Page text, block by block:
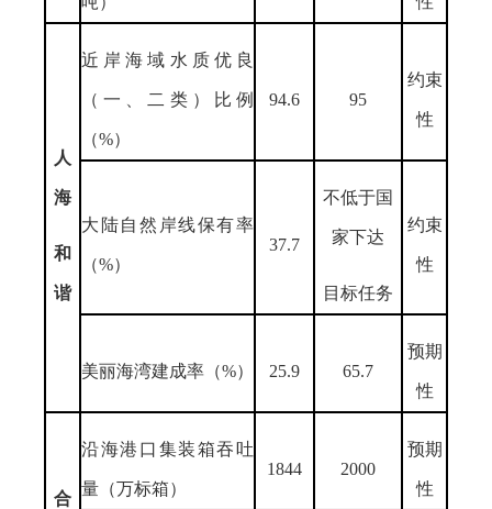
人
海
和
谐
近岸海域水质优良
（一、二类）比例
（%）
94.6 95
约束
性
大陆自然岸线保有率
（%）
37.7
不低于国
家下达
目标任务
约束
性
美丽海湾建成率（%） 25.9 65.7
预期
性
合
沿海港口集装箱吞吐
量（万标箱）
1844 2000
预期
性